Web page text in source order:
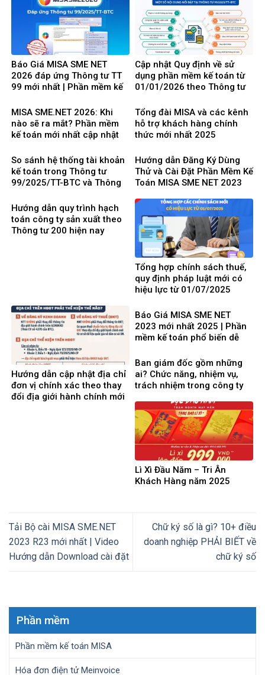
Báo Giá MISA SME NET
2026 đáp ứng Thông tư TT
99 mới nhất | Phần mềm kế
Cập nhật Quy định về sử
dụng phần mềm kế toán từ
01/01/2026 theo Thông tư
MISA SME.NET 2026: Khi
nào sẽ ra mắt? Phần mềm
kế toán mới nhất cập nhật
Tổng đài MISA và các kênh
hỗ trợ khách hàng chính
thức mới nhất 2025
So sánh hệ thống tài khoản
kế toán trong Thông tư
99/2025/TT-BTC và Thông
Hướng dẫn Đăng Ký Dùng
Thử và Cài Đặt Phần Mềm Kế
Toán MISA SME NET 2023
Hướng dẫn quy trình hạch
toán công ty sản xuất theo
Thông tư 200 hiện nay
Tổng hợp chính sách thuế,
quy định pháp luật mới có
hiệu lực từ 01/07/2025
Hướng dẫn cập nhật địa chỉ
đơn vị chính xác theo thay
đổi địa giới hành chính mới
Báo Giá MISA SME NET
2023 mới nhất 2025 | Phần
mềm kế toán phổ biến dễ
Ban giám đốc gồm những
ai? Chức năng, nhiệm vụ,
trách nhiệm trong công ty
Lì Xì Đầu Năm – Tri Ân
Khách Hàng năm 2025
Tải Bộ cài MISA SME.NET
2023 R23 mới nhất | Video
Hướng dẫn Download cài đặt
Chữ ký số là gì? 10+ điều
doanh nghiệp PHẢI BIẾT về
chữ ký số
Phần mềm
Phần mềm kế toán MISA
Hóa đơn điện tử Meinvoice